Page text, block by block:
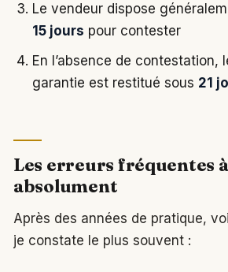
Le vendeur dispose
15 jours pour contester
En l’absence de contestation,
garantie est restitué sous 21
Les erreurs fréquentes
absolument
Après des années de pratique,
je constate le plus souvent :